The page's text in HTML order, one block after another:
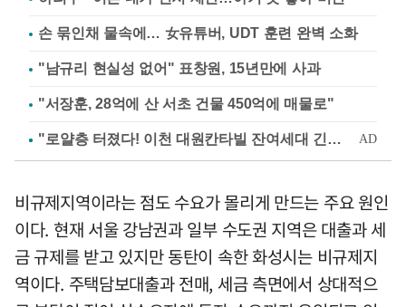
손 묶인채 물속에… 女유튜버, UDT 훈련 완벽 소화
"남규리 현실성 없어" 표창원, 15년만에 사과
"서장훈, 28억에 산 서초 건물 450억에 매물로"
비규제지역이라는 점도 수요가 몰리게 만드는 주요 원인
이다. 현재 서울 강남권과 일부 수도권 지역은 대출과 세
금 규제를 받고 있지만 동탄이 속한 화성시는 비규제지
역이다. 주택담보대출과 전매, 세금 측면에서 상대적으